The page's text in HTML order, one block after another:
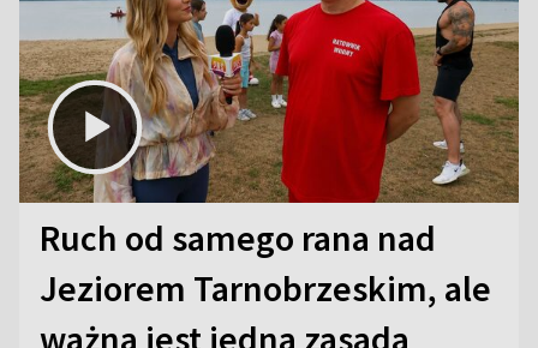
Ruch od samego rana nad
Jeziorem Tarnobrzeskim, ale
ważna jest jedna zasada